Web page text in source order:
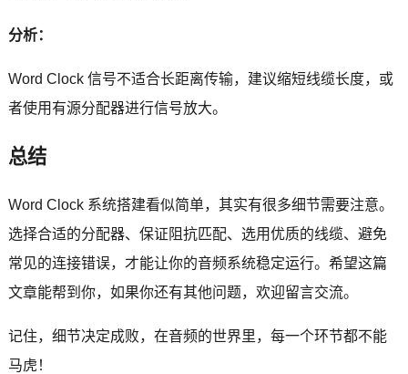
分析：
Word Clock 信号不适合长距离传输，建议缩短线缆长度，或
者使用有源分配器进行信号放大。
总结
Word Clock 系统搭建看似简单，其实有很多细节需要注意。
选择合适的分配器、保证阻抗匹配、选用优质的线缆、避免
常见的连接错误，才能让你的音频系统稳定运行。希望这篇
文章能帮到你，如果你还有其他问题，欢迎留言交流。
记住，细节决定成败，在音频的世界里，每一个环节都不能
马虎！